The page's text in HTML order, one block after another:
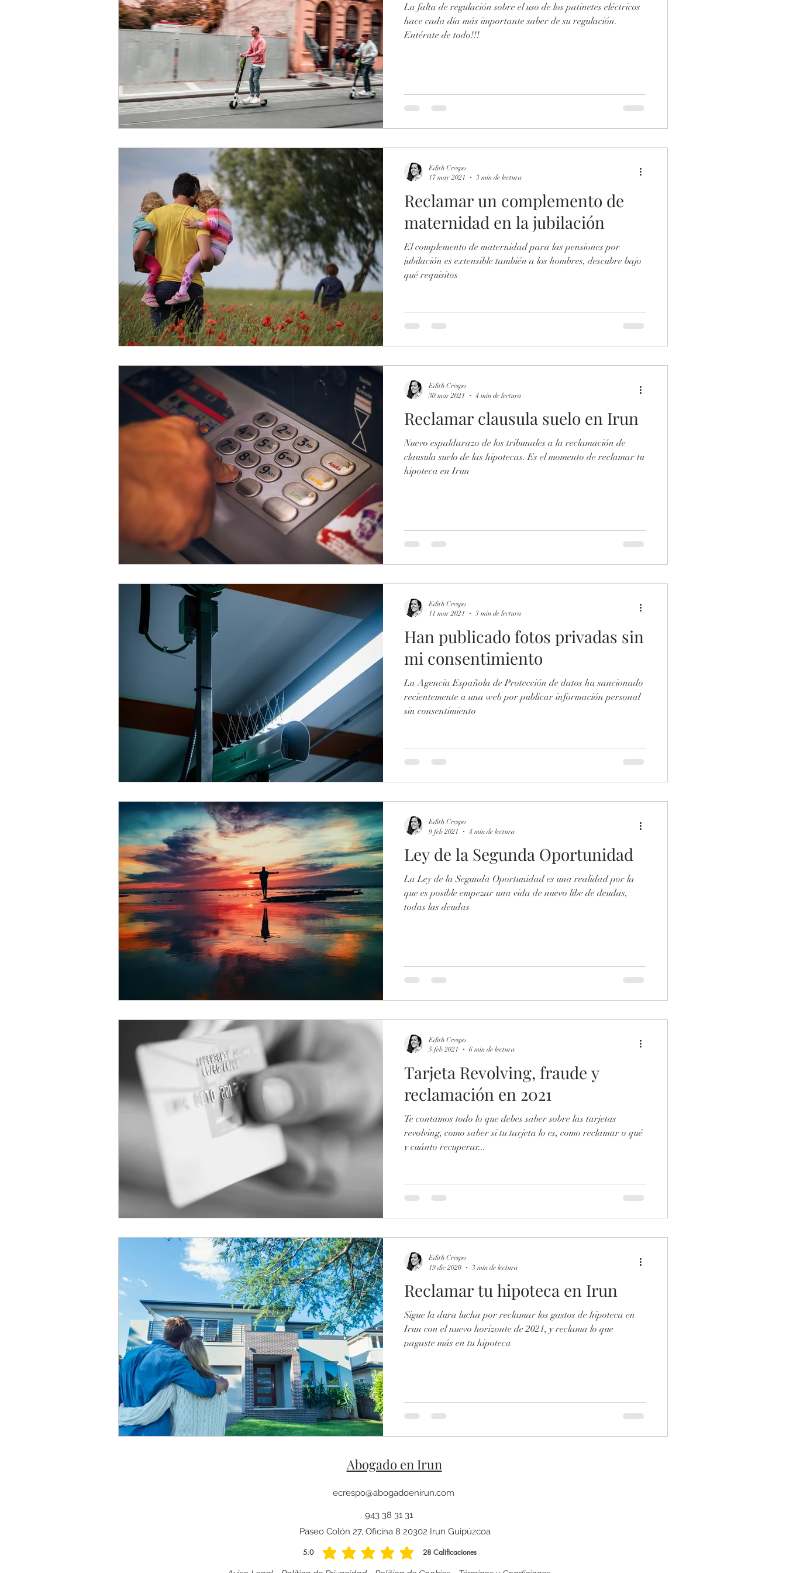
Fiscal Despido Penal Delito Sexual
La falta de regulación sobre el uso de los patinetes eléctricos
hace cada día más importante saber de su regulación.
Entérate de todo!!!
Reclamar un complemento de
maternidad en la jubilación
El complemento de maternidad para las pensiones por
jubilación es extensible también a los hombres, descubre bajo
qué requisitos
Edith Crespo
17 may 2021
3 min de lectura
Reclamar clausula suelo en Irun
Nuevo espaldarazo de los tribunales a la reclamación de
clausula suelo de las hipotecas. Es el momento de reclamar tu
hipoteca en Irun
Edith Crespo
30 mar 2021
4 min de lectura
Han publicado fotos privadas sin
mi consentimiento
La Agencia Española de Protección de datos ha sancionado
recientemente a una web por publicar información personal
sin consentimiento
Edith Crespo
11 mar 2021
3 min de lectura
Ley de la Segunda Oportunidad
La Ley de la Segunda Oportunidad es una realidad por la
que es posible empezar una vida de nuevo libe de deudas,
todas las deudas
Edith Crespo
9 feb 2021
4 min de lectura
Tarjeta Revolving, fraude y
reclamación en 2021
Te contamos todo lo que debes saber sobre las tarjetas
revolving, como saber si tu tarjeta lo es, como reclamar o qué
y cuánto recuperar...
Edith Crespo
5 feb 2021
6 min de lectura
Reclamar tu hipoteca en Irun
Sigue la dura lucha por reclamar los gastos de hipoteca en
Irun con el nuevo horizonte de 2021, y reclama lo que
pagaste más en tu hipoteca
Edith Crespo
19 dic 2020
3 min de lectura
Abogado en Irun
ecrespo@abogadoenirun.com
943 38 31 31
Paseo Colón 27, Oficina 8 20302 Irun Guipúzcoa
5.0 28 Calificaciones
la calificación promedio es 5 de 5, basada en 28 votos, Calificaciones